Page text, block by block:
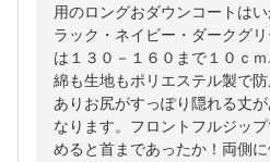
用のロングおダウンコートは
ラック・ネイビー・ダークグ
は１３０－１６０まで１０ｃ
綿も生地もポリエステル製で
ありお尻がすっぽり隠れる丈
なります。フロントフルジッ
めると首まであったか！両側